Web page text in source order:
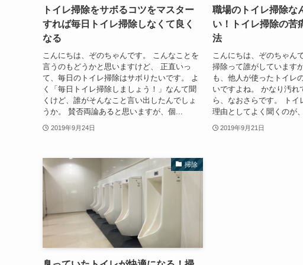
トイレ掃除をサボるコツをマスター
すれば毎日トイレ掃除しなくて良く
なる
こんにちは、ぞのちゃんです。 こんなことを
言うのもどうかと思いますけど、 正直いっ
て、毎日のトイレ掃除はサボりたいです。 よ
く「毎日トイレ掃除しましょう！」なんて聞
くけど、誰がそんなこと言い出したんでしょ
うか。 賛否両論あると思いますが、個...
2019年9月24日
職場のトイレ掃除な
い！トイレ掃除の苦
法
こんにちは、ぞのちゃん
掃除って誰がしています
も、他人が使ったトイレ
いですよね。 かなり汚れ
ら、なおさらです。 トイ
理由としてよく聞くのが
2019年9月21日
掃除